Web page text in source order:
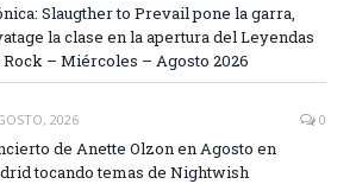
Slaugther to Prevail pone la garra,
la clase en la apertura del Leyendas
– Miércoles – Agosto 2026
2026 0
de Anette Olzon en Agosto en
tocando temas de Nightwish